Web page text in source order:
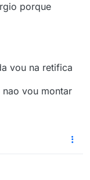
porque
vou na retifica
vou montar